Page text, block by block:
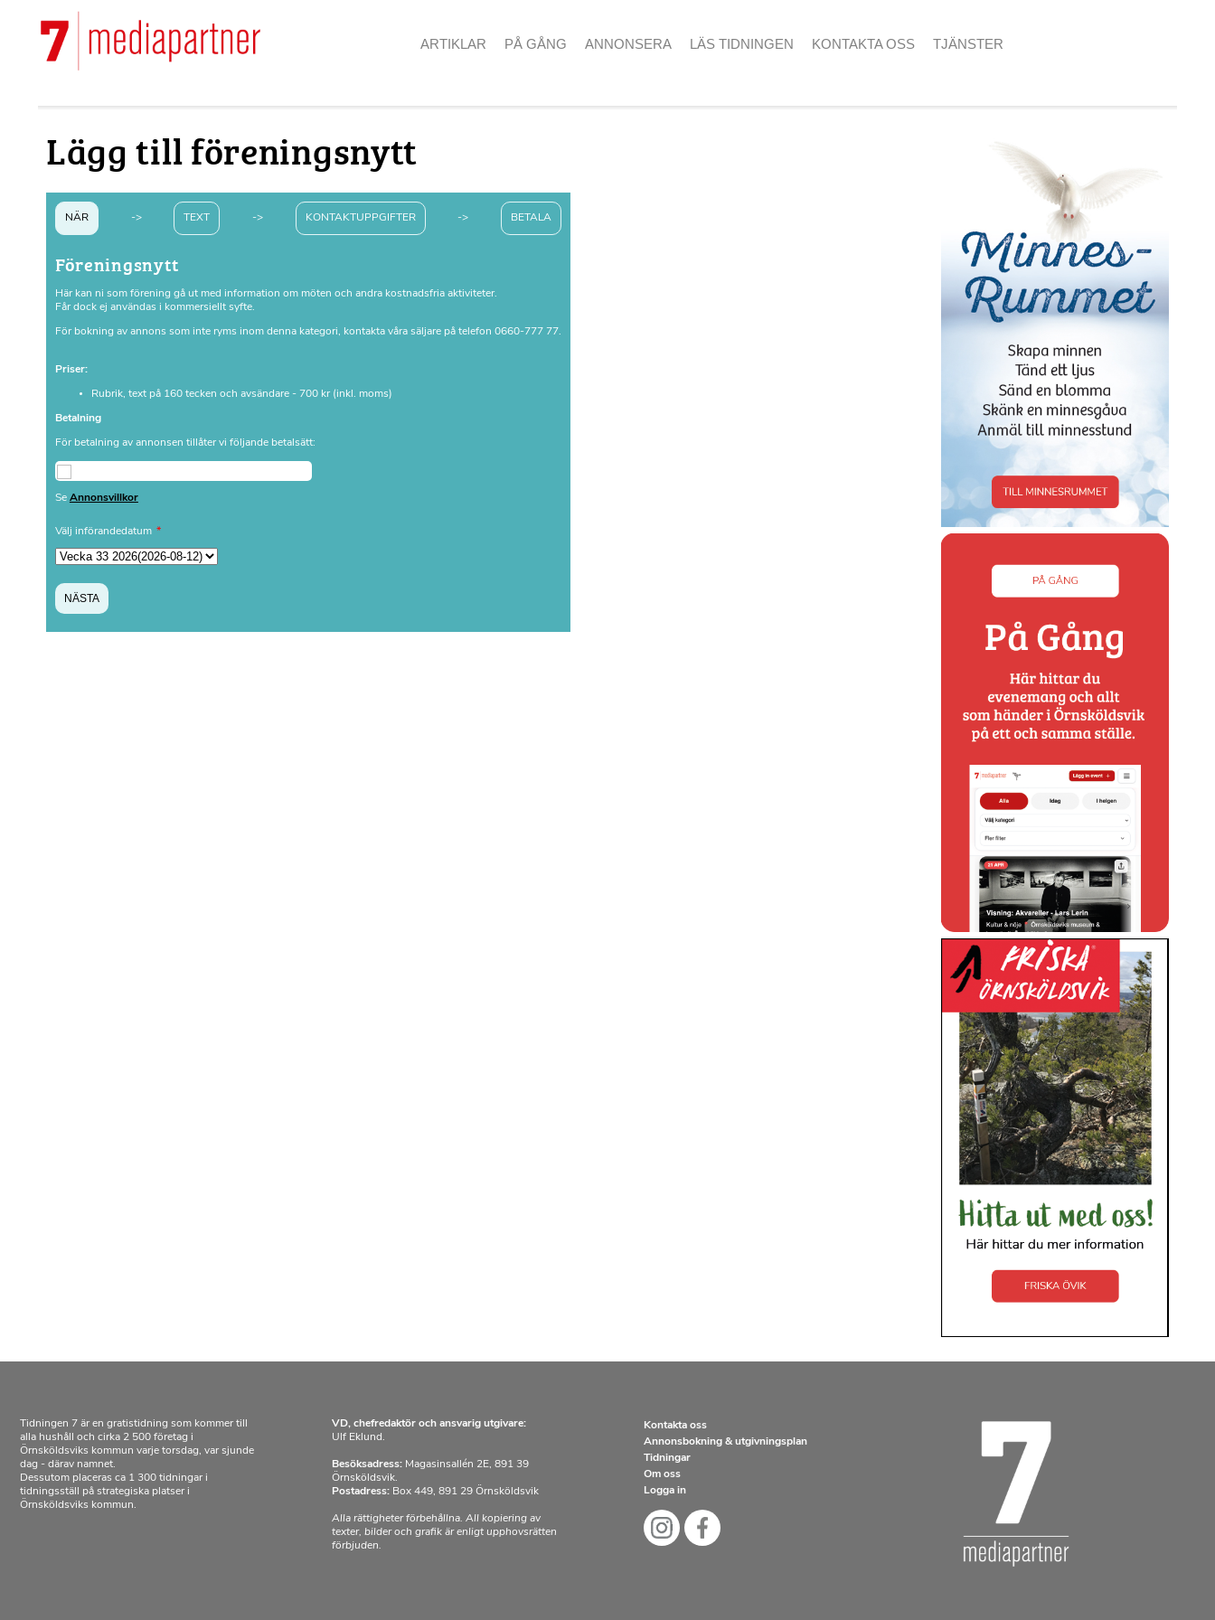
huvudinnehåll
ARTIKLAR PÅ GÅNG ANNONSERA LÄS TIDNINGEN KONTAKTA OSS TJÄNSTER
Lägg till föreningsnytt
NÄR -> TEXT -> KONTAKTUPPGIFTER -> BETALA
Föreningsnytt
Här kan ni som förening gå ut med information om möten och andra kostnadsfria aktiviteter.
Får dock ej användas i kommersiellt syfte.
För bokning av annons som inte ryms inom denna kategori, kontakta våra säljare på telefon 0660-777 77.
Priser:
Rubrik, text på 160 tecken och avsändare - 700 kr (inkl. moms)
Betalning
För betalning av annonsen tillåter vi följande betalsätt:
Se Annonsvillkor
Välj införandedatum
Tidningen 7 är en gratistidning som kommer till
alla hushåll och cirka 2 500 företag i
Örnsköldsviks kommun varje torsdag, var sjunde
dag - därav namnet.
Dessutom placeras ca 1 300 tidningar i
tidningsställ på strategiska platser i
Örnsköldsviks kommun.
VD, chefredaktör och ansvarig utgivare:
Ulf Eklund.
Besöksadress: Magasinsallén 2E, 891 39
Örnsköldsvik.
Postadress: Box 449, 891 29 Örnsköldsvik
Alla rättigheter förbehållna. All kopiering av
texter, bilder och grafik är enligt upphovsrätten
förbjuden.
Kontakta oss
Annonsbokning & utgivningsplan
Tidningar
Om oss
Logga in